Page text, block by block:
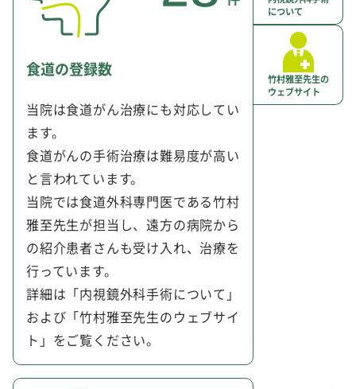
食道の登録数
当院は食道がん治療にも対応してい
ます。
食道がんの手術治療は難易度が高い
と言われています。
当院では食道外科専門医である竹村
雅至先生が担当し、遠方の病院から
の紹介患者さんも受け入れ、治療を
行っています。
詳細は「内視鏡外科手術について」
および「竹村雅至先生のウェブサイ
ト」をご覧ください。
について
竹村雅至先生の
ウェブサイト